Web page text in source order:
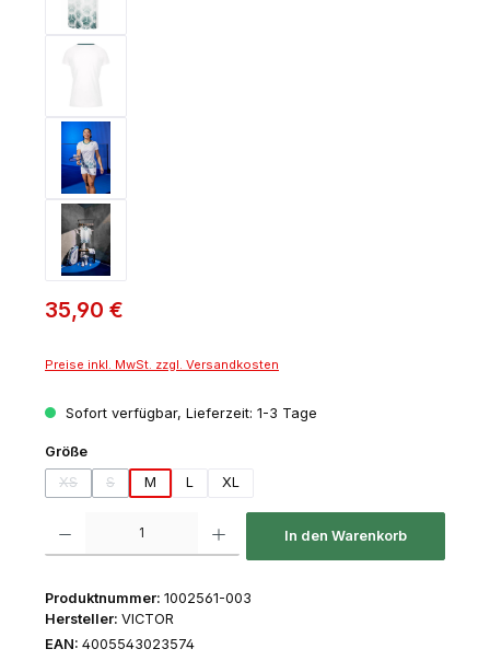
35,90 €
Preise inkl. MwSt. zzgl. Versandkosten
Sofort verfügbar, Lieferzeit: 1-3 Tage
Größeauswählen
XS
(Diese Option ist zurzeit nicht verfügbar.)
S
(Diese Option ist zurzeit nicht verfügbar.)
M L XL
In den Warenkorb
Produktnummer: 1002561-003
Hersteller: VICTOR
EAN: 4005543023574